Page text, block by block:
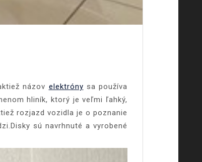
názov elektróny sa používa
hliník, ktorý je veľmi ľahký,
rozjazd vozidla je o poznanie
sú navrhnuté a vyrobené